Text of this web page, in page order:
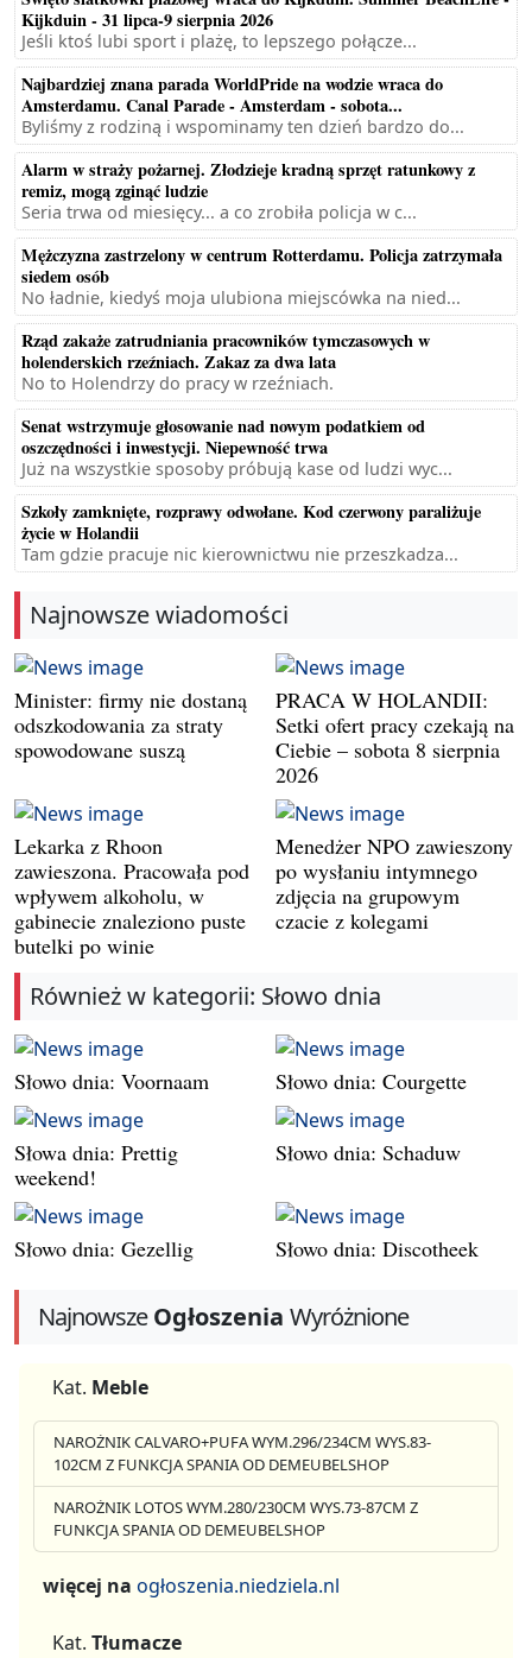
Kijkduin - 31 lipca-9 sierpnia 2026
Jeśli ktoś lubi sport i plażę, to lepszego połącze...
Najbardziej znana parada WorldPride na wodzie wraca do
Amsterdamu. Canal Parade - Amsterdam - sobota...
Byliśmy z rodziną i wspominamy ten dzień bardzo do...
Alarm w straży pożarnej. Złodzieje kradną sprzęt ratunkowy z
remiz, mogą zginąć ludzie
Seria trwa od miesięcy... a co zrobiła policja w c...
Mężczyzna zastrzelony w centrum Rotterdamu. Policja zatrzymała
siedem osób
No ładnie, kiedyś moja ulubiona miejscówka na nied...
Rząd zakaże zatrudniania pracowników tymczasowych w
holenderskich rzeźniach. Zakaz za dwa lata
No to Holendrzy do pracy w rzeźniach.
Senat wstrzymuje głosowanie nad nowym podatkiem od
oszczędności i inwestycji. Niepewność trwa
Już na wszystkie sposoby próbują kase od ludzi wyc...
Szkoły zamknięte, rozprawy odwołane. Kod czerwony paraliżuje
życie w Holandii
Tam gdzie pracuje nic kierownictwu nie przeszkadza...
Najnowsze wiadomości
Minister: firmy nie dostaną
odszkodowania za straty
spowodowane suszą
PRACA W HOLANDII:
Setki ofert pracy czekają na
Ciebie – sobota 8 sierpnia
2026
Lekarka z Rhoon
zawieszona. Pracowała pod
wpływem alkoholu, w
gabinecie znaleziono puste
butelki po winie
Menedżer NPO zawieszony
po wysłaniu intymnego
zdjęcia na grupowym
czacie z kolegami
Również w kategorii: Słowo dnia
Słowo dnia: Voornaam Słowo dnia: Courgette
Słowa dnia: Prettig
weekend!
Słowo dnia: Schaduw
Słowo dnia: Gezellig Słowo dnia: Discotheek
NajnowszeOgłoszenia Wyróżnione
Kat. Meble
NAROŻNIK CALVARO+PUFA WYM.296/234CM WYS.83-
102CM Z FUNKCJA SPANIA OD DEMEUBELSHOP
NAROŻNIK LOTOS WYM.280/230CM WYS.73-87CM Z
FUNKCJA SPANIA OD DEMEUBELSHOP
więcej na ogłoszenia.niedziela.nl
Kat. Tłumacze